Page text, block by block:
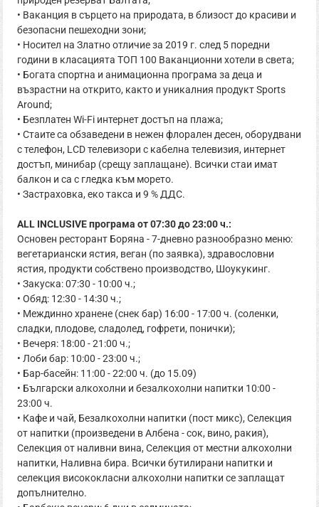
• Ваканция в сърцето на природата, в близост до красиви и
безопасни пешеходни зони;
• Носител на Златно отличие за 2019 г. след 5 поредни
години в класацията ТОП 100 Ваканционни хотели в света;
• Богата спортна и анимационна програма за деца и
възрастни на открито, както и уникалния продукт Sports
Around;
• Безплатен Wi-Fi интернет достъп на плажа;
• Стаите са обзаведени в нежен флорален десен, оборудвани
с телефон, LCD телевизори с кабелна телевизия, интернет
достъп, минибар (срещу заплащане). Всички стаи имат
балкон и са с гледка към морето.
• Застраховка, еко такса и 9 % ДДС.
ALL INCLUSIVE програма от 07:30 до 23:00 ч.:
Основен ресторант Боряна - 7-дневно разнообразно меню:
вегетариански ястия, веган (по заявка), здравословни
ястия, продукти собствено производство, Шоукукинг.
• Закуска: 07:30 - 10:00 ч.;
• Обяд: 12:30 - 14:30 ч.;
• Междинно хранене (снек бар) 16:00 - 17:00 ч. (соленки,
сладки, плодове, сладолед, гофрети, понички);
• Вечеря: 18:00 - 21:00 ч.;
• Лоби бар: 10:00 - 23:00 ч.;
• Бар-басейн: 11:00 - 22:00 ч. (до 15.09)
• Български алкохолни и безалкохолни напитки 10:00 -
23:00 ч.
• Кафе и чай, Безалкохолни напитки (пост микс), Селекция
от напитки (произведени в Албена - сок, вино, ракия),
Селекция от наливни вина, Селекция от местни алкохолни
напитки, Наливна бира. Всички бутилирани напитки и
селекция висококласни алкохолни напитки се заплащат
допълнително.